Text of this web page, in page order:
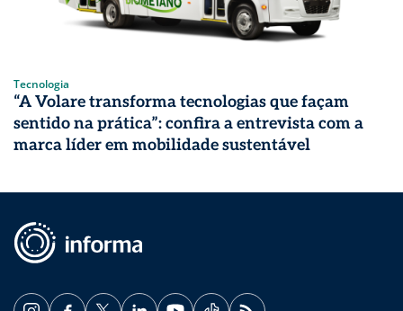
Tecnologia
“A Volare transforma tecnologias que façam
sentido na prática”: confira a entrevista com a
marca líder em mobilidade sustentável